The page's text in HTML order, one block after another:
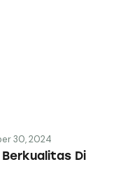
30, 2024
Di